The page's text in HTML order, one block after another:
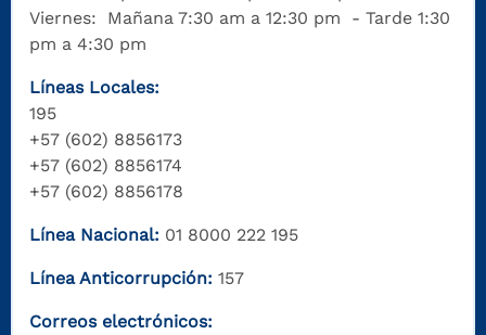
Viernes: Mañana 7:30 am a 12:30 pm - Tarde 1:30
pm a 4:30 pm
Líneas Locales:
195
+57 (602) 8856173
+57 (602) 8856174
+57 (602) 8856178
Línea Nacional: 01 8000 222 195
Línea Anticorrupción: 157
Correos electrónicos: